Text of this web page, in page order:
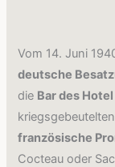
Vom 14. Juni
deutsche
die Bar des
französische
Cocteau oder